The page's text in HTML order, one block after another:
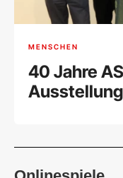
MENSCHEN
40 Jahre